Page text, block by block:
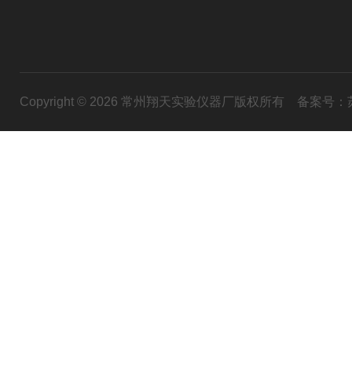
Copyright © 2026 常州翔天实验仪器厂版权所有 备案号：